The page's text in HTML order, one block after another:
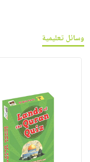
وسائل تعليمية